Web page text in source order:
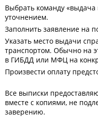
Выбрать команду «выдача
уточнением.
Заполнить заявление на
Указать место выдачи
транспортом. Обычно на
в ГИБДД или МФЦ на
Произвести оплату
Все выписки
вместе с копиями, не
заверению.